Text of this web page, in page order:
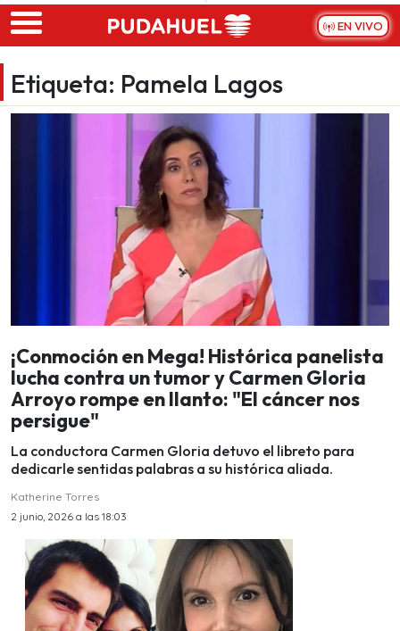
Skip to main content
EN VIVO
Etiqueta: Pamela Lagos
¡Conmoción en Mega! Histórica panelista
lucha contra un tumor y Carmen Gloria
Arroyo rompe en llanto: "El cáncer nos
persigue"
La conductora Carmen Gloria detuvo el libreto para
dedicarle sentidas palabras a su histórica aliada.
Katherine Torres
2 junio, 2026 a las 18:03